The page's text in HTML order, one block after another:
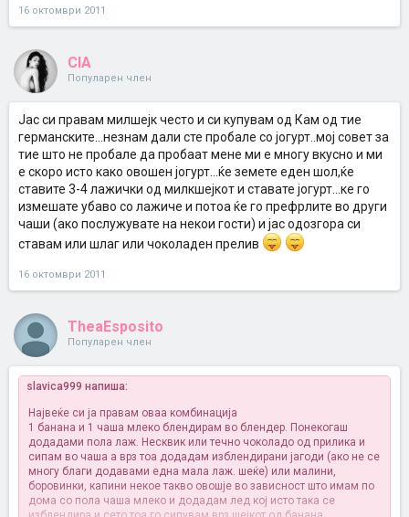
16 октомври 2011
CIA
Популарен член
Јас си правам милшејк често и си купувам од Кам од тие
германските...незнам дали сте пробале со јогурт..мој совет за
тие што не пробале да пробаат мене ми е многу вкусно и ми
е скоро исто како овошен јогурт...ќе земете еден шол,ќе
ставите 3-4 лажички од милкшејкот и ставате јогурт...ке го
измешате убаво со лажиче и потоа ќе го префрлите во други
чаши (ако послужувате на некои гости) и јас одозгора си
ставам или шлаг или чоколаден прелив
16 октомври 2011
TheaEsposito
Популарен член
slavica999 напиша:
Највеќе си ја правам оваа комбинација
1 банана и 1 чаша млеко блендирам во блендер. Понекогаш
додадами пола лаж. Несквик или течно чоколадо од прилика и
сипам во чаша а врз тоа додадам изблендирани јагоди (ако не се
многу благи додавами една мала лаж. шеќе) или малини,
боровинки, капини некое такво овошје во зависност што имам по
дома со пола чаша млеко и додадам лед кој исто така се